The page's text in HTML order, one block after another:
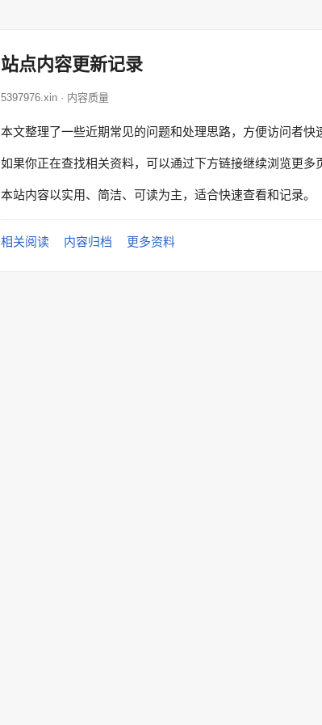
站点内容更新记录
5397976.xin · 内容质量
本文整理了一些近期常见的问题和处理思路，方便访问者快
如果你正在查找相关资料，可以通过下方链接继续浏览更多
本站内容以实用、简洁、可读为主，适合快速查看和记录。
相关阅读 内容归档 更多资料